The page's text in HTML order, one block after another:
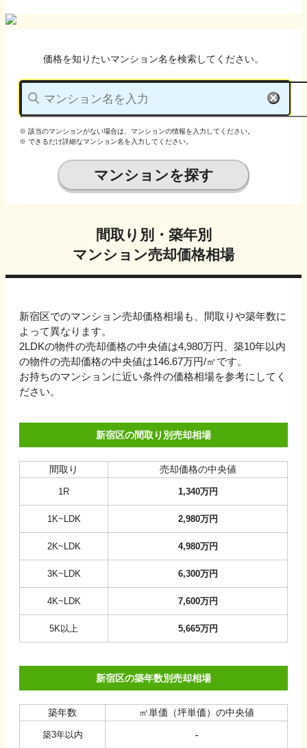
価格を知りたいマンション名を検索してください。
※ 該当のマンションがない場合は、マンションの情報を入力してください。
※ できるだけ詳細なマンション名を入力してください。
マンションを探す
間取り別・築年別
マンション売却価格相場
新宿区でのマンション売却価格相場も、間取りや築年数に
よって異なります。
2LDKの物件の売却価格の中央値は4,980万円、 築10年以内
の物件の売却価格の中央値は146.67万円/㎡です。
お持ちのマンションに近い条件の価格相場を参考にしてく
ださい。
新宿区の間取り別売却相場
間取り 売却価格の中央値
1R 1,340万円
1K~LDK 2,980万円
2K~LDK 4,980万円
3K~LDK 6,300万円
4K~LDK 7,600万円
5K以上 5,665万円
新宿区の築年数別売却相場
築年数 ㎡単価（坪単価）の中央値
築3年以内 -